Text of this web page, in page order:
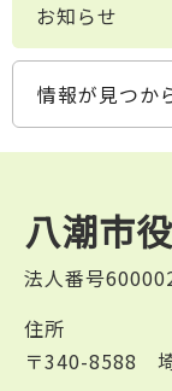
お知らせ
情報が見つか
八潮市
法人番号
住所
〒340-8588